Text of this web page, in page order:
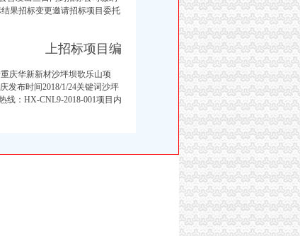
果招标变更邀请招标项目委托
上招标项目编
庆华新新材沙坪坝歌乐山项
布时间2018/1/24关键词沙坪
线：HX-CNL9-2018-001项目内